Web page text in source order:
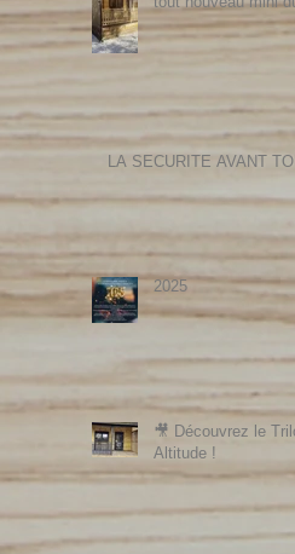
LA SECURITE AVANT
2025
🎥 Découvrez le
Altitude !